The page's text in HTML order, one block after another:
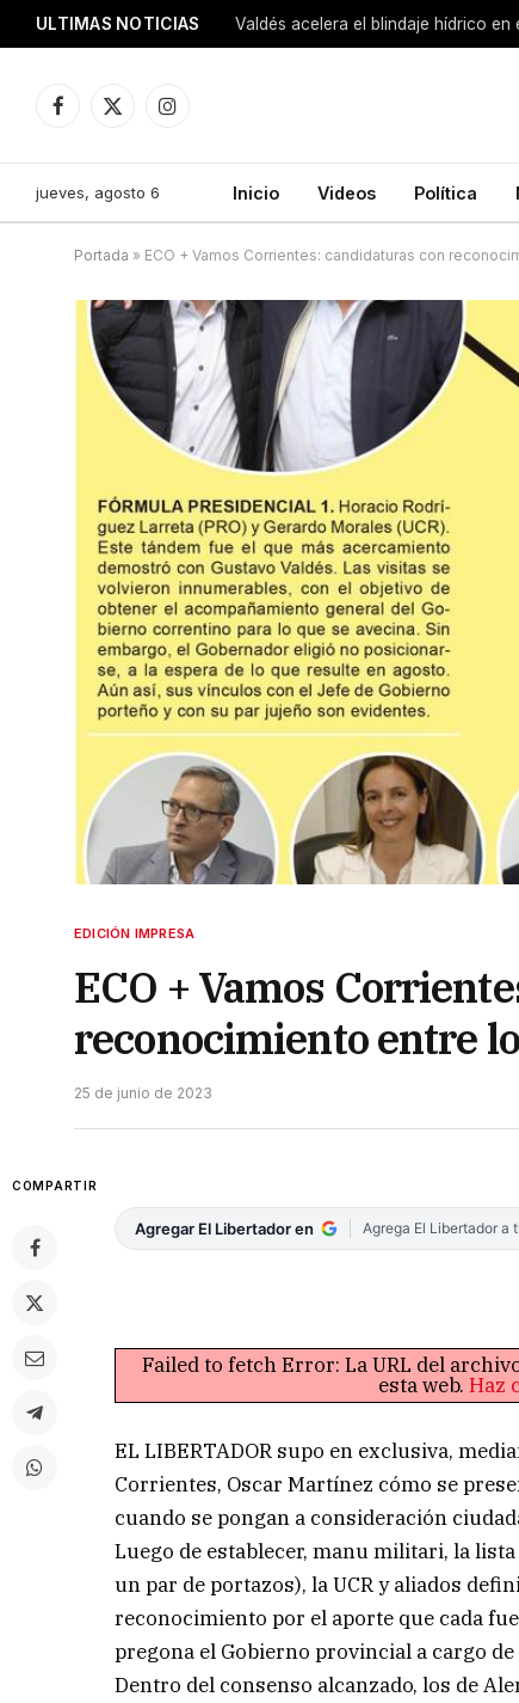
ULTIMAS NOTICIAS
Facebook
X
Instagram
jueves, agosto 6 Inicio Videos Política
Portada » ECO + Vamos Corrientes: candidaturas con
EDICIÓN IMPRESA
ECO + Vamos
reconocimiento entre
25 de junio de 2023
COMPARTIR
Agregar El Libertador en Agrega El Libertador a
Failed to fetch Error: La URL del
esta web. Haz
EL LIBERTADOR supo en exclusiva,
Corrientes, Oscar Martínez cómo se
cuando se pongan a consideración
Luego de establecer, manu militari, la
un par de portazos), la UCR y aliados
reconocimiento por el aporte que cada
pregona el Gobierno provincial a cargo de
Dentro del consenso alcanzado, los de